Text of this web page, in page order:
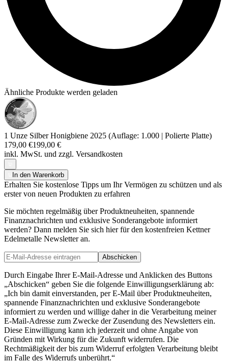
Ähnliche Produkte werden geladen
1 Unze Silber Honigbiene 2025 (Auflage: 1.000 | Polierte Platte)
179,00 €199,00 €
inkl. MwSt. und zzgl. Versandkosten
In den Warenkorb
Erhalten Sie kostenlose Tipps um Ihr Vermögen zu schützen und als
erster von neuen Produkten zu erfahren
Sie möchten regelmäßig über Produktneuheiten, spannende
Finanznachrichten und exklusive Sonderangebote informiert
werden? Dann melden Sie sich hier für den kostenfreien Kettner
Edelmetalle Newsletter an.
Abschicken
Durch Eingabe Ihrer E-Mail-Adresse und Anklicken des Buttons
„Abschicken“ geben Sie die folgende Einwilligungserklärung ab:
„Ich bin damit einverstanden, per E-Mail über Produktneuheiten,
spannende Finanznachrichten und exklusive Sonderangebote
informiert zu werden und willige daher in die Verarbeitung meiner
E-Mail-Adresse zum Zwecke der Zusendung des Newsletters ein.
Diese Einwilligung kann ich jederzeit und ohne Angabe von
Gründen mit Wirkung für die Zukunft widerrufen. Die
Rechtmäßigkeit der bis zum Widerruf erfolgten Verarbeitung bleibt
im Falle des Widerrufs unberührt.“